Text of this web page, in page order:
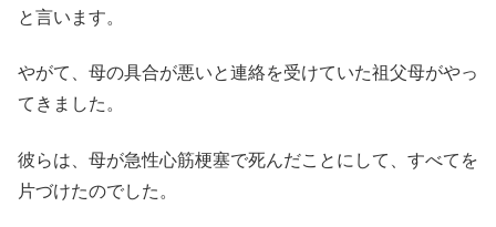
と言います。
やがて、母の具合が悪いと連絡を受けていた祖父母がやっ
てきました。
彼らは、母が急性心筋梗塞で死んだことにして、すべてを
片づけたのでした。